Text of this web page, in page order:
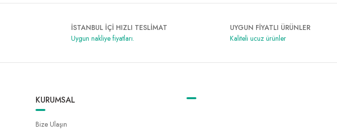
İSTANBUL İÇİ HIZLI TESLİMAT
Uygun nakliye fiyatları.
UYGUN FİYATLI ÜRÜNLER
Kaliteli ucuz ürünler
KURUMSAL
Bize Ulaşın